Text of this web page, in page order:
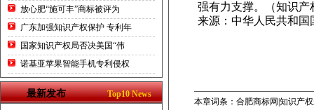
放心肥“施可丰”商标被评为
广东加强知识产权保护 专利年
国家知识产权局否决美国“伟
诺基亚苹果智能手机专利侵权
最新发布 Top10 News
强有力支撑。（知识
来源：中华人民共和国
本章词条：合肥商标网|知识产